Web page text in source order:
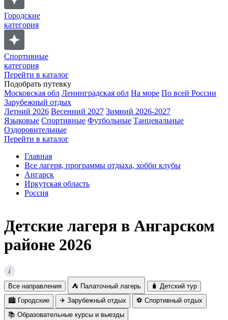
Городские
категория
Спортивные
категория
Перейти в каталог
Подобрать путевку
Московская обл Ленинградская обл На море По всей России
Зарубежный отдых
Летний 2026 Весенний 2027 Зимний 2026-2027
Языковые Спортивные Футбольные Танцевальные
Оздоровительные
Перейти в каталог
Главная
Все лагеря, программы отдыха, хобби клубы
Ангарск
Иркутская область
Россия
Детские лагеря в Ангарском
районе 2026
i
Все направления ⛺ Палаточный лагерь
🧳 Детский тур
🏙️ Городские
✈️ Зарубежный отдых
⚽ Спортивный отдых
📚 Образовательные курсы и выезды